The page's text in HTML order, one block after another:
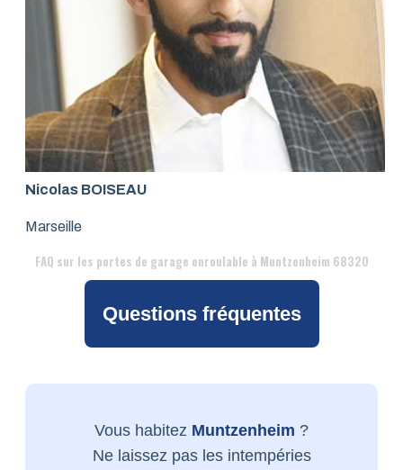
Nicolas BOISEAU
Marseille
FAQ sur les portes de garage enroulable à Muntzenheim 68320
Questions fréquentes
Vous habitez Muntzenheim ?
Ne laissez pas les intempéries